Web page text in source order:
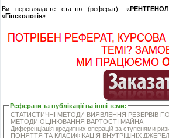
Ви переглядаєте статтю (реферат): «
«Гінекологія»
Реферати та публікації на інші теми:
СТАТИСТИЧНІ МЕТОДИ ВИЯВЛЕННЯ РЕЗЕРВІВ
МЕТОДИ ОЦІНЮВАННЯ ВАРТОСТІ МАЙНА
Диференціація кредитних операцій за ступенями
ПОНЯТТЯ ТА КЛАСИФІКАЦІЯ ВНУТРІШНІХ ДЖЕРЕЛ